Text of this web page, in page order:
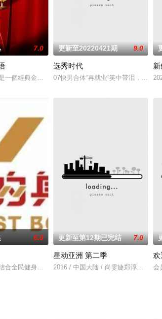
勺主理人，与湖南、江苏、川渝、广东的特邀艺人掌
7.0
一個經典金曲聯乘故事互動的音樂節目，讓主持人、
更新至20220421期 9.0
选秀时代
07快男合体“再就业”笑中带泪，兄弟
6.0
合全民健身风潮与专业竞赛精神的体能实境节目！功
更新至第12期已完结 7.0
星动亚洲 第二季
2016 / 中国大陆 / 尚雯婕郑淳元古巨
欢
会